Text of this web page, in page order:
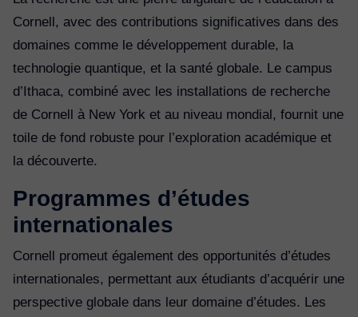
Cornell, avec des contributions significatives dans des
domaines comme le développement durable, la
technologie quantique, et la santé globale. Le campus
d’Ithaca, combiné avec les installations de recherche
de Cornell à New York et au niveau mondial, fournit une
toile de fond robuste pour l’exploration académique et
la découverte.
Programmes d’études
internationales
Cornell promeut également des opportunités d’études
internationales, permettant aux étudiants d’acquérir une
perspective globale dans leur domaine d’études. Les